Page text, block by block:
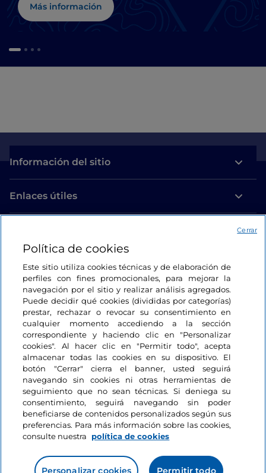
Más información
Información del sitio
Enlaces útiles
Estamos en contacto
Política de cookies
Este sitio utiliza cookies técnicas y de elaboración de
perfiles con fines promocionales, para mejorar la
navegación por el sitio y realizar análisis agregados.
Puede decidir qué cookies (divididas por categorías)
prestar, rechazar o revocar su consentimiento en
cualquier momento accediendo a la sección
correspondiente y haciendo clic en "Personalizar
cookies". Al hacer clic en "Permitir todo", acepta
almacenar todas las cookies en su dispositivo. El
botón "Cerrar" cierra el banner, usted seguirá
navegando sin cookies ni otras herramientas de
seguimiento que no sean técnicas. Si deniega su
consentimiento, seguirá navegando sin poder
beneficiarse de contenidos personalizados según sus
preferencias. Para más información sobre las cookies,
consulte nuestra
política de cookies
Personalizar cookies Permitir todo
Cerrar